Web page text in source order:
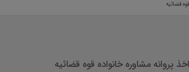
قضائیه
پروانه مشاوره خانواده قوه قضائیه